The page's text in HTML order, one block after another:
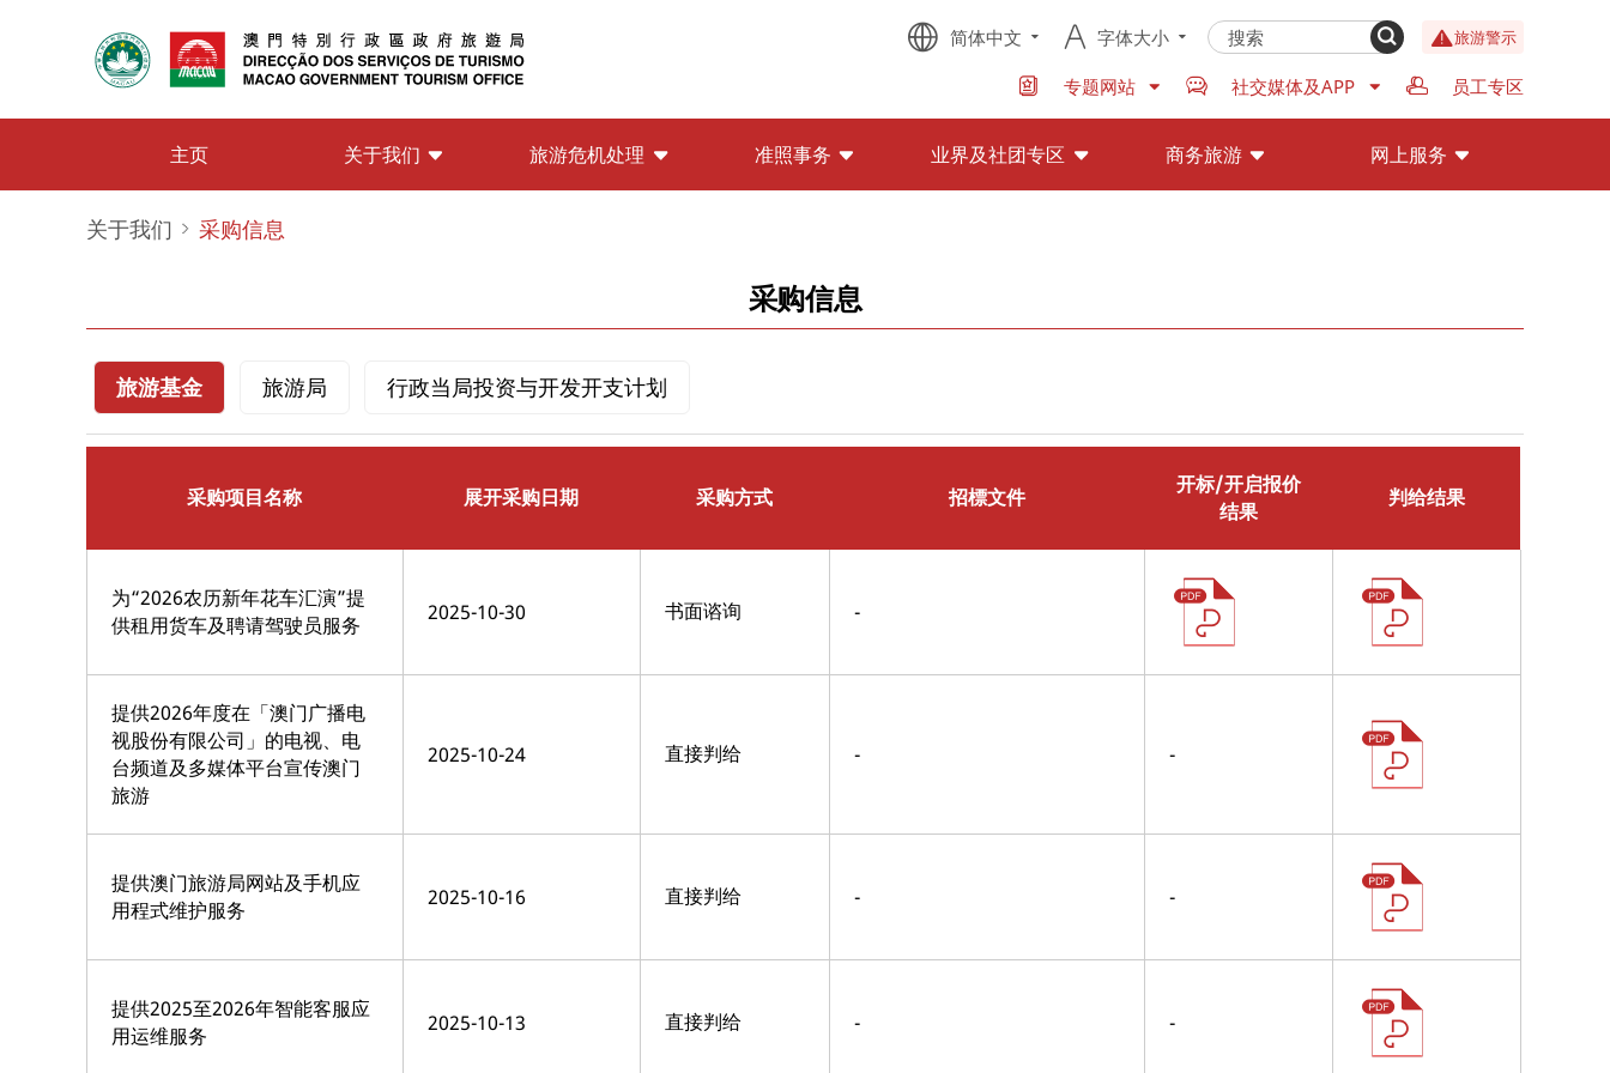
简体中文 字体大小 旅游警示
专题网站 社交媒体及APP 员工专区
主页 关于我们 旅游危机处理 准照事务 业界及社团专区 商务旅游 网上服务
关于我们 采购信息
采购信息
旅游基金 旅游局 行政当局投资与开发开支计划
采购项目名称 展开采购日期 采购方式 招標文件
开标/开启报价
结果
判给结果
为“2026农历新年花车汇演”提
供租用货车及聘请驾驶员服务
2025-10-30 书面谘询 -
提供2026年度在「澳门广播电
视股份有限公司」的电视、电
台频道及多媒体平台宣传澳门
旅游
2025-10-24 直接判给 - -
提供澳门旅游局网站及手机应
用程式维护服务
2025-10-16 直接判给 - -
提供2025至2026年智能客服应
用运维服务
2025-10-13 直接判给 - -